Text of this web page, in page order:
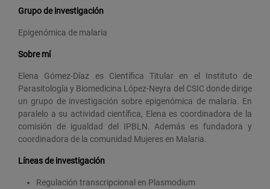
Grupo de investigación
Epigenómica de malaria
Sobre mí
Elena Gómez-Díaz es Científica Titular en el Instituto de
Parasitología y Biomedicina López-Neyra del CSIC donde dirige
un grupo de investigación sobre epigenómica de malaria. En
paralelo a su actividad científica, Elena es coordinadora de la
comisión de igualdad del IPBLN. Además es fundadora y
coordinadora de la comunidad Mujeres en Malaria.
Líneas de investigación
Regulación transcripcional en Plasmodium